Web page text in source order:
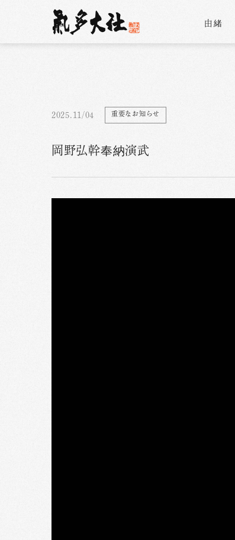
由緒
2025.11/04 重要なお知らせ
岡野弘幹奉納演武